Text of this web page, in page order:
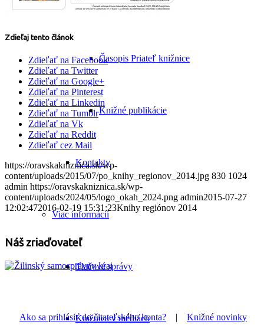
Edičná činnosť
Časopis Priateľ knižnice
Knižné publikácie
Kontakty
Viac informácií
Tlačové správy
Knižnica v médiách
Zdieľaj tento článok
Zdieľať na Facebook
Zdieľať na Twitter
Zdieľať na Google+
Zdieľať na Pinterest
Zdieľať na Linkedin
Zdieľať na Tumblr
Zdieľať na Vk
Zdieľať na Reddit
Zdieľať cez Mail
https://oravskakniznica.sk/wp-
content/uploads/2015/07/po_knihy_regionov_2014.jpg 830 1024
admin https://oravskakniznica.sk/wp-
content/uploads/2024/05/logo_okah_2024.png admin2015-07-27
12:02:472016-02-19 15:31:23Knihy regiónov 2014
Náš zriaďovateľ
Ako sa prihlásiť do čitateľského konta? | Knižné novinky